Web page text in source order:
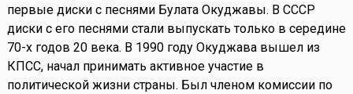
первые диски с песнями Булата Окуджавы. В СССР
диски с его песнями стали выпускать только в середине
70-х годов 20 века. В 1990 году Окуджава вышел из
КПСС, начал принимать активное участие в
политической жизни страны. Был членом комиссии по